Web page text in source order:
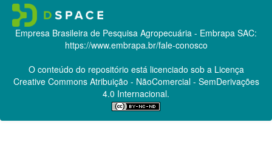
Empresa Brasileira de Pesquisa Agropecuária - Embrapa SAC:
https://www.embrapa.br/fale-conosco
O conteúdo do repositório está licenciado sob a Licença
Creative CommonsAtribuição - NãoComercial - SemDerivações
4.0 Internacional.